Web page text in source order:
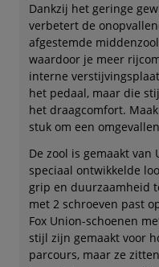
Dankzij het geringe
verbetert de
afgestemde
waardoor je meer
interne
het pedaal, maar die
het draagcomfort.
stuk om een
De zool is gemaakt
speciaal ontwikkelde
grip en duurzaamheid
met 2 schroeven past
Fox Union-schoenen
stijl zijn gemaakt voor
parcours, maar ze